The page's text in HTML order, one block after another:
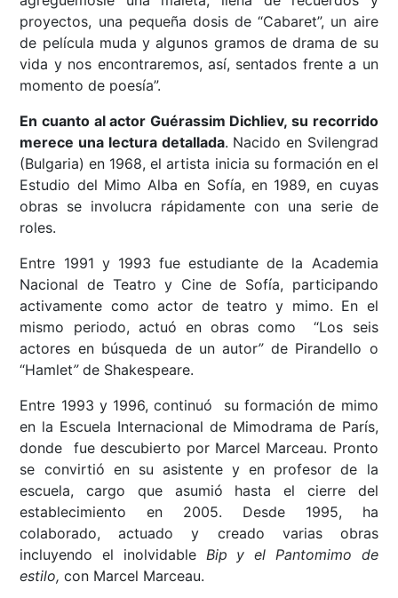
proyectos, una pequeña dosis de “Cabaret”, un aire
de película muda y algunos gramos de drama de su
vida y nos encontraremos, así, sentados frente a un
momento de poesía”.
En cuanto al actor Guérassim Dichliev, su recorrido
merece una lectura detallada. Nacido en Svilengrad
(Bulgaria) en 1968, el artista inicia su formación en el
Estudio del Mimo Alba en Sofía, en 1989, en cuyas
obras se involucra rápidamente con una serie de
roles.
Entre 1991 y 1993 fue estudiante de la Academia
Nacional de Teatro y Cine de Sofía, participando
activamente como actor de teatro y mimo. En el
mismo periodo, actuó en obras como “Los seis
actores en búsqueda de un autor”de Pirandello o
“Hamlet”de Shakespeare.
Entre 1993 y 1996, continuó su formación de mimo
en la Escuela Internacional de Mimodrama de París,
donde fue descubierto por Marcel Marceau. Pronto
se convirtió en su asistente y en profesor de la
escuela, cargo que asumió hasta el cierre del
establecimiento en 2005. Desde 1995, ha
colaborado, actuado y creado varias obras
incluyendo el inolvidable Bip y el Pantomimo de
estilo, con Marcel Marceau.